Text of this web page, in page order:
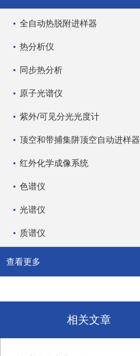
全自动热脱附进样器
热分析仪
同步热分析
原子光谱仪
紫外/可见分光光度计
顶空和带捕集阱顶空自动进样器
红外化学成像系统
色谱仪
光谱仪
质谱仪
查看更多
相关文章